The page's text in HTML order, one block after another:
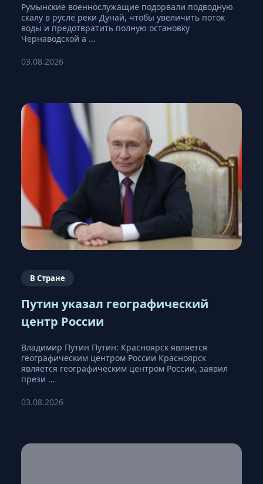
Румынские военнослужащие подорвали подводную
скалу в русле реки Дунай, чтобы увеличить поток
воды и предотвратить полную остановку
Чернаводской а ...
03.08.2026
В Стране
Путин указал географический
центр России
Владимир Путин Путин: Красноярск является
географическим центром России Красноярск
является географическим центром России, заявил
прези ...
03.08.2026